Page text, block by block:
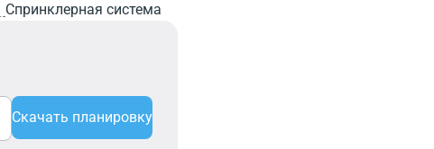
Спринклерная система
Скачать планировку